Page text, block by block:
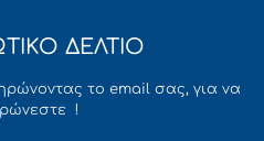
ΔΕΛΤΙΟ
το email σας, για να
!